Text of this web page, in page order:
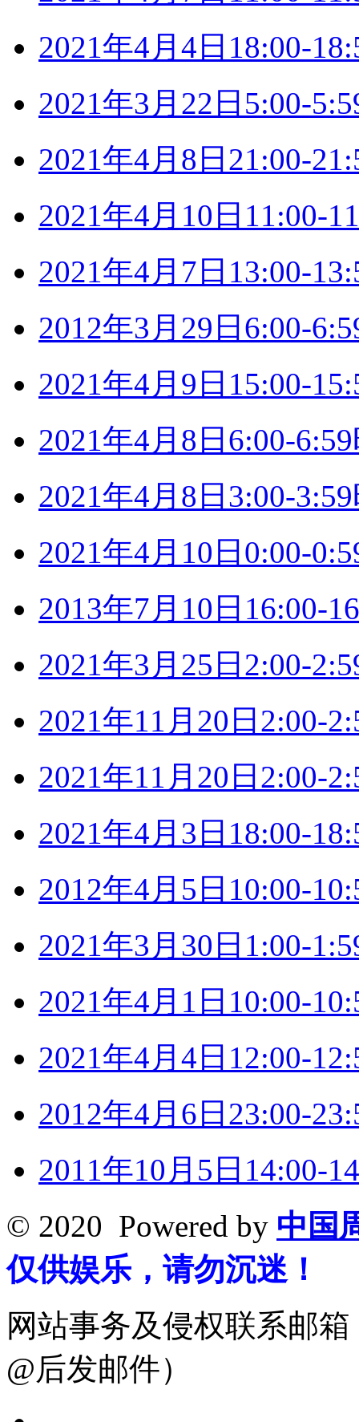
2021年4月4日18:00-
2021年3月22日5:00-
2021年4月8日21:00-
2021年4月10日11:00-
2021年4月7日13:00-
2012年3月29日6:00-
2021年4月9日15:00-
2021年4月8日6:00-
2021年4月8日3:00-
2021年4月10日0:00-
2013年7月10日16:00-
2021年3月25日2:00-
2021年11月20日2:00-
2021年11月20日2:00-
2021年4月3日18:00-
2012年4月5日10:00-
2021年3月30日1:00-
2021年4月1日10:00-
2021年4月4日12:00-
2012年4月6日23:00-
2011年10月5日14:00-
© 2020 Powered by 中国
仅供娱乐，请勿沉迷！
网站事务及侵权联系邮箱
@后发邮件）